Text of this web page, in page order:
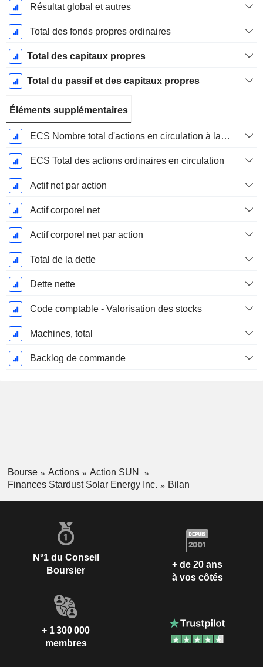
Résultat global et autres
Total des fonds propres ordinaires
Total des capitaux propres
Total du passif et des capitaux propres
Éléments supplémentaires
ECS Nombre total d'actions en circulation à la date de dépôt
ECS Total des actions ordinaires en circulation
Actif net par action
Actif corporel net
Actif corporel net par action
Total de la dette
Dette nette
Code comptable - Valorisation des stocks
Machines, total
Backlog de commande
Bourse Actions
Action SUN
Finances Stardust Solar Energy Inc.
Bilan
N°1 du Conseil
Boursier
+ de 20 ans
à vos côtés
+ 1 300 000
membres